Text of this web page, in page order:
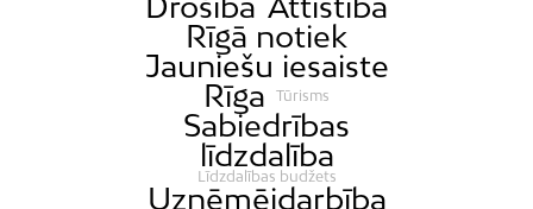
Rīgā notiek
Jauniešu iesaiste
Rīga
Tūrisms
Sabiedrības
līdzdalība
Līdzdalības budžets
Uzņēmējdarbība